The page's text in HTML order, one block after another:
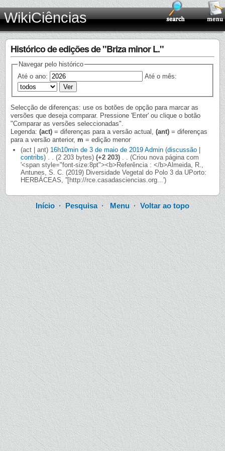
WikiCiências
Histórico de edições de "Briza minor L."
Navegar pelo histórico
Até o ano:
Até o mês:
Selecção de diferenças: use os botões de opção para marcar as
versões que deseja comparar. Pressione 'Enter' ou clique o botão
"Comparar as versões seleccionadas".
Legenda: (act) = diferenças para a versão actual, (ant) = diferenças
para a versão anterior, m = edição menor
(act | ant) 16h10min de 3 de maio de 2019 Admin (discussão |
contribs) (2 203 bytes) (+2 203)
(Criou nova página com
'<span style="font-size:8pt"><b>Referência : </b>Almeida, R.,
Antunes, S. C. (2019) Diversidade Vegetal do Polo 3 da UPorto:
HERBÁCEAS, ''[http://rce.casadasciencias.org...')
Início·Pesquisa·Menu · Voltar ao topo